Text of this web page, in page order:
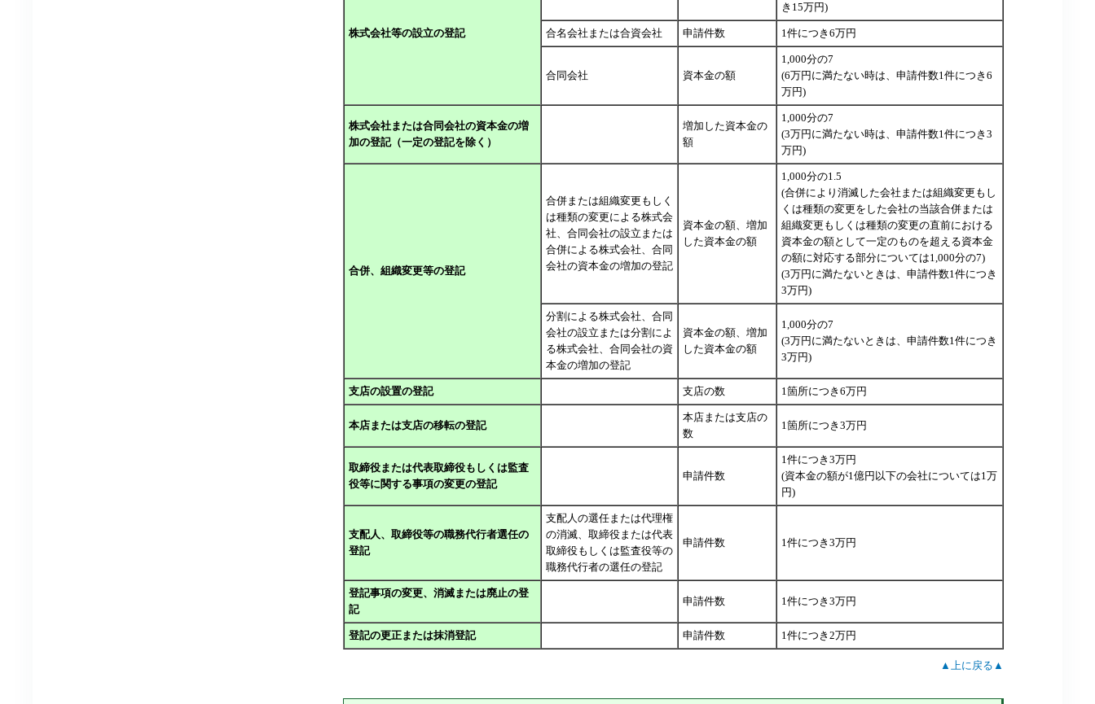
株式会社等の設立の登記
き15万円)
合名会社または合資会社 申請件数 1件につき6万円
合同会社 資本金の額
1,000分の7
(6万円に満たない時は、申請件数1件につき6
万円)
株式会社または合同会社の資本金の増
加の登記（一定の登記を除く）
増加した資本金の
額
1,000分の7
(3万円に満たない時は、申請件数1件につき3
万円)
合併、組織変更等の登記
合併または組織変更もしく
は種類の変更による株式会
社、合同会社の設立または
合併による株式会社、合同
会社の資本金の増加の登記
資本金の額、増加
した資本金の額
1,000分の1.5
(合併により消滅した会社または組織変更もし
くは種類の変更をした会社の当該合併または
組織変更もしくは種類の変更の直前における
資本金の額として一定のものを超える資本金
の額に対応する部分については1,000分の7)
(3万円に満たないときは、申請件数1件につき
3万円)
分割による株式会社、合同
会社の設立または分割によ
る株式会社、合同会社の資
本金の増加の登記
資本金の額、増加
した資本金の額
1,000分の7
(3万円に満たないときは、申請件数1件につき
3万円)
支店の設置の登記 支店の数 1箇所につき6万円
本店または支店の移転の登記
本店または支店の
数
1箇所につき3万円
取締役または代表取締役もしくは監査
役等に関する事項の変更の登記
申請件数
1件につき3万円
(資本金の額が1億円以下の会社については1万
円)
支配人、取締役等の職務代行者選任の
登記
支配人の選任または代理権
の消滅、取締役または代表
取締役もしくは監査役等の
職務代行者の選任の登記
申請件数 1件につき3万円
登記事項の変更、消滅または廃止の登
記
申請件数 1件につき3万円
登記の更正または抹消登記 申請件数 1件につき2万円
▲上に戻る▲